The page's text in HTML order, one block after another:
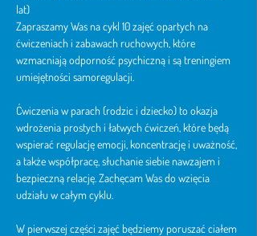
lat)
Zapraszamy Was na cykl 10 zajęć opartych na
ćwiczeniach i zabawach ruchowych, które
wzmacniają odporność psychiczną i są treningiem
umiejętności samoregulacji.
Ćwiczenia w parach (rodzic i dziecko) to okazja
wdrożenia prostych i łatwych ćwiczeń, które będą
wspierać regulację emocji, koncentrację i uważność,
a także współpracę, słuchanie siebie nawzajem i
bezpieczną relację. Zachęcam Was do wzięcia
udziału w całym cyklu.
W pierwszej części zajęć będziemy poruszać ciałem